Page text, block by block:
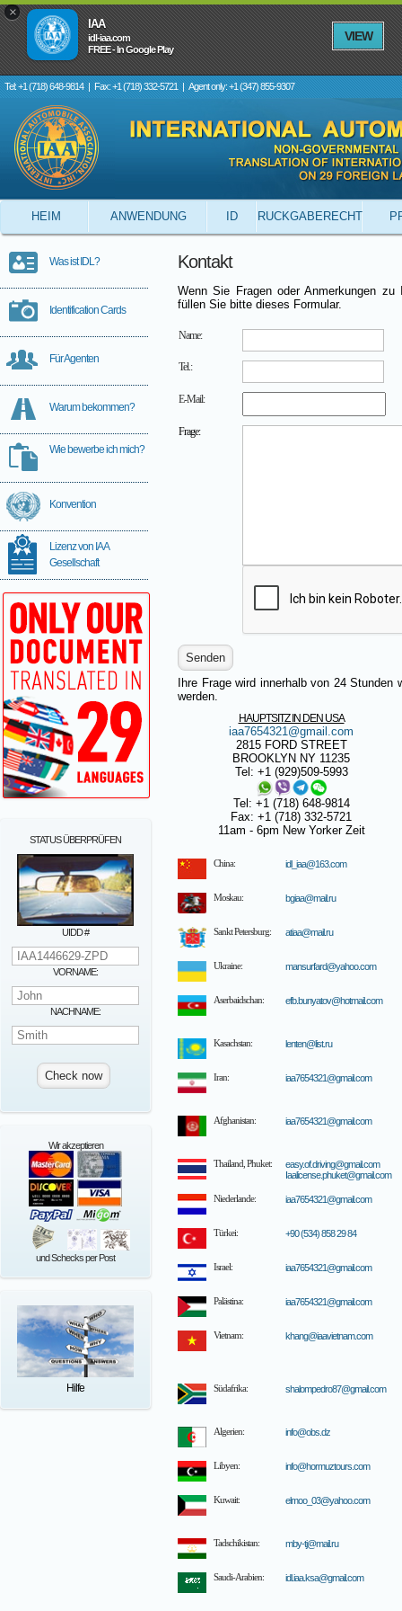
×
IAA
idl-iaa.com
FREE - In Google Play
VIEW
Tel: +1 (718) 648-9814 | Fax: +1 (718) 332-5721 | Agent only: +1 (347) 855-9307
HEIM ANWENDUNG ID RUCKGABERECHT
Was ist IDL?
Identification Cards
Für Agenten
Warum bekommen?
Wie bewerbe ich mich?
Konvention
Lizenz von IAA
Gesellschaft
STATUS ÜBERPRÜFEN
UIDD #
VORNAME:
NACHNAME:
Wir akzeptieren
und Schecks per Post
Hilfe
Kontakt
Wenn Sie Fragen oder Anmerkungen zu
füllen Sie bitte dieses Formular.
Name:
Tel.:
E-Mail:
Frage:
Ihre Frage wird innerhalb von 24
werden.
HAUPTSITZ IN DEN USA
iaa7654321@gmail.com
2815 FORD STREET
BROOKLYN NY 11235
Tel: +1 (929)509-5993
Tel: +1 (718) 648-9814
Fax: +1 (718) 332-5721
11am - 6pm New Yorker Zeit
China: idl_iaa@163.com
Moskau: bgiaa@mail.ru
Sankt Petersburg: atiaa@mail.ru
Ukraine: mansurfard@yahoo.com
Aserbaidschan: efb.bunyatov@hotmail.com
Kasachstan: lenten@list.ru
Iran: iaa7654321@gmail.com
Afghanistan: iaa7654321@gmail.com
Thailand, Phuket:
easy.of.driving@gmail.com
Iaalicense.phuket@gmail.com
Niederlande: iaa7654321@gmail.com
Türkei: +90 (534) 858 29 84
Israel: iaa7654321@gmail.com
Palästina: iaa7654321@gmail.com
Vietnam: khang@iaavietnam.com
Südafrika: shalompedro87@gmail.com
Algerien: info@obs.dz
Libyen: info@hormuztours.com
Kuwait: elmoo_03@yahoo.com
Tadschikistan: mby-tj@mail.ru
Saudi-Arabien: idl.iaa.ksa@gmail.com